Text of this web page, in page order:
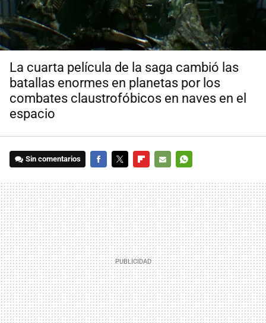
La cuarta película de la saga cambió las
batallas enormes en planetas por los
combates claustrofóbicos en naves en el
espacio
Sin comentarios
MAIL